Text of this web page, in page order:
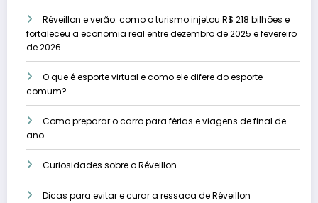
Réveillon e verão: como o turismo injetou R$ 218 bilhões e
fortaleceu a economia real entre dezembro de 2025 e fevereiro
de 2026
O que é esporte virtual e como ele difere do esporte
comum?
Como preparar o carro para férias e viagens de final de
ano
Curiosidades sobre o Réveillon
Dicas para evitar e curar a ressaca de Réveillon